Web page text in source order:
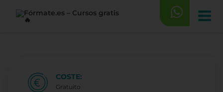
COSTE:
Gratuito